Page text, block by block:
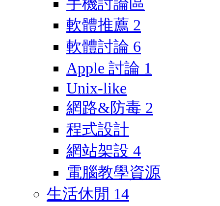
軟體推薦 2
軟體討論 6
Apple 討論 1
Unix-like
網路&防毒 2
程式設計
網站架設 4
電腦教學資源
生活休閒 14